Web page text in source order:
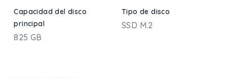
Capacidad del disco
principal
825 GB
Tipo de disco
SSD M.2